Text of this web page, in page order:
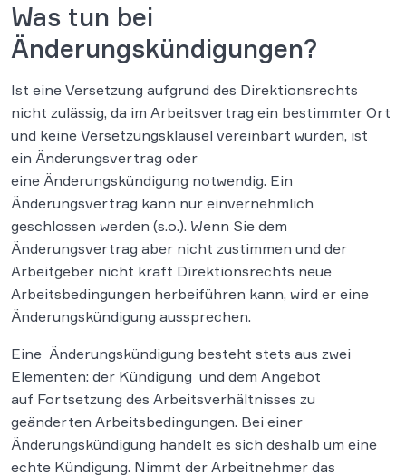
Was tun bei
Änderungskündigungen?
Ist eine Versetzung aufgrund des Direktionsrechts
nicht zulässig, da im Arbeitsvertrag ein bestimmter Ort
und keine Versetzungsklausel vereinbart wurden, ist
ein Änderungsvertrag oder
eine Änderungskündigung notwendig. Ein
Änderungsvertrag kann nur einvernehmlich
geschlossen werden (s.o.). Wenn Sie dem
Änderungsvertrag aber nicht zustimmen und der
Arbeitgeber nicht kraft Direktionsrechts neue
Arbeitsbedingungen herbeiführen kann, wird er eine
Änderungskündigung aussprechen.
Eine Änderungskündigung besteht stets aus zwei
Elementen: der Kündigung und dem Angebot
auf Fortsetzung des Arbeitsverhältnisses zu
geänderten Arbeitsbedingungen. Bei einer
Änderungskündigung handelt es sich deshalb um eine
echte Kündigung. Nimmt der Arbeitnehmer das